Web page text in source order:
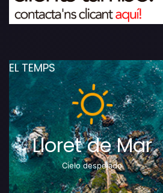
EL TEMPS
Lloret de Mar
Cielo despejado